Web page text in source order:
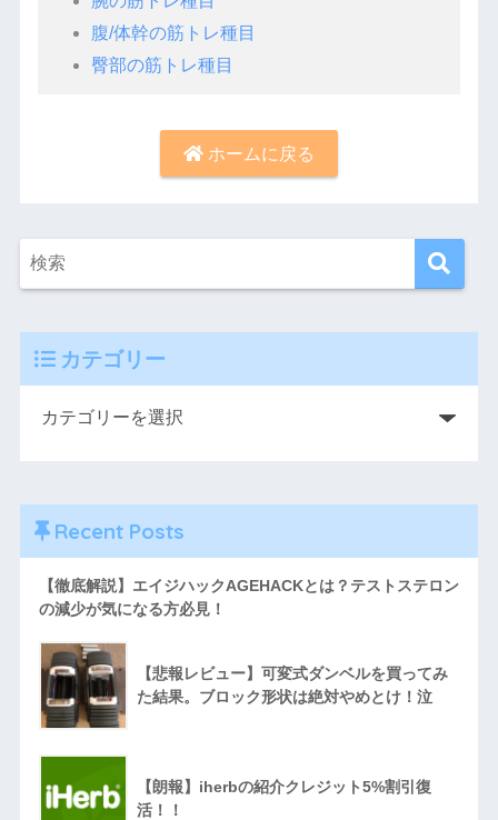
腹/体幹の筋トレ種目
臀部の筋トレ種目
ホームに戻る
カテゴリー
Recent Posts
【徹底解説】エイジハックAGEHACKとは？テストステロン
の減少が気になる方必見！
【悲報レビュー】可変式ダンベルを買ってみ
た結果。ブロック形状は絶対やめとけ！泣
【朗報】iherbの紹介クレジット5%割引復
活！！